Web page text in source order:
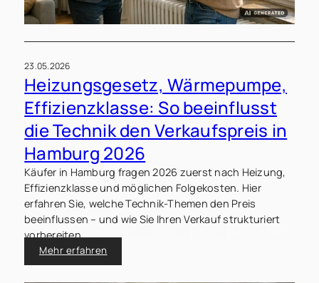
23.05.2026
Heizungsgesetz, Wärmepumpe,
Effizienzklasse: So beeinflusst
die Technik den Verkaufspreis in
Hamburg 2026
Käufer in Hamburg fragen 2026 zuerst nach Heizung,
Effizienzklasse und möglichen Folgekosten. Hier
erfahren Sie, welche Technik-Themen den Preis
beeinflussen – und wie Sie Ihren Verkauf strukturiert
vorbereiten.
Mehr erfahren